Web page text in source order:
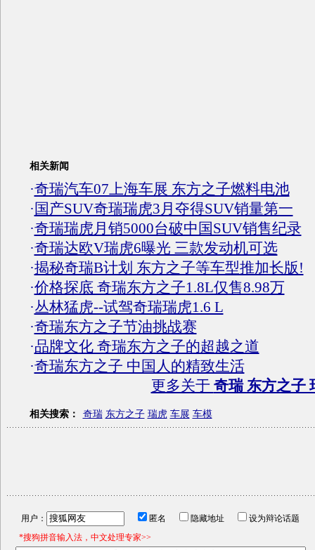
相关新闻
·奇瑞汽车07上海车展 东方之子燃料电池
· 国产SUV奇瑞瑞虎3月夺得SUV销量第一
·奇瑞瑞虎月销5000台破中国SUV销售纪录
·奇瑞达欧V瑞虎6曝光 三款发动机可选
·揭秘奇瑞B计划 东方之子等车型推加长版!
·价格探底 奇瑞东方之子1.8L仅售8.98万
·丛林猛虎--试驾奇瑞瑞虎1.6 L
·奇瑞东方之子节油挑战赛
·品牌文化 奇瑞东方之子的超越之道
·奇瑞东方之子 中国人的精致生活
更多关于 奇瑞 东方之子
相关搜索： 奇瑞 东方之子 瑞虎 车展 车模
用户： 匿名 隐藏地址
设为辩论话题
*搜狗拼音输入法，中文处理专家>>